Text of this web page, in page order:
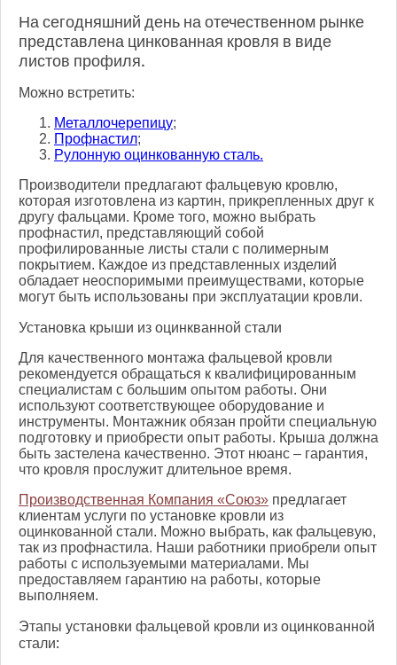
На сегодняшний день на отечественном рынке
представлена цинкованная кровля в виде
листов профиля.
Можно встретить:
Металлочерепицу;
Профнастил;
Рулонную оцинкованную сталь.
Производители предлагают фальцевую кровлю,
которая изготовлена из картин, прикрепленных друг к
другу фальцами. Кроме того, можно выбрать
профнастил, представляющий собой
профилированные листы стали с полимерным
покрытием. Каждое из представленных изделий
обладает неоспоримыми преимуществами, которые
могут быть использованы при эксплуатации кровли.
Установка крыши из оцинкванной стали
Для качественного монтажа фальцевой кровли
рекомендуется обращаться к квалифицированным
специалистам с большим опытом работы. Они
используют соответствующее оборудование и
инструменты. Монтажник обязан пройти специальную
подготовку и приобрести опыт работы. Крыша должна
быть застелена качественно. Этот нюанс – гарантия,
что кровля прослужит длительное время.
Производственная Компания «Союз» предлагает
клиентам услуги по установке кровли из
оцинкованной стали. Можно выбрать, как фальцевую,
так из профнастила. Наши работники приобрели опыт
работы с используемыми материалами. Мы
предоставляем гарантию на работы, которые
выполняем.
Этапы установки фальцевой кровли из оцинкованной
стали: